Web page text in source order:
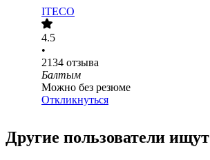
ITECO
4.5
•
2134 отзыва
Балтым
Можно без резюме
Откликнуться
Другие пользователи ищут